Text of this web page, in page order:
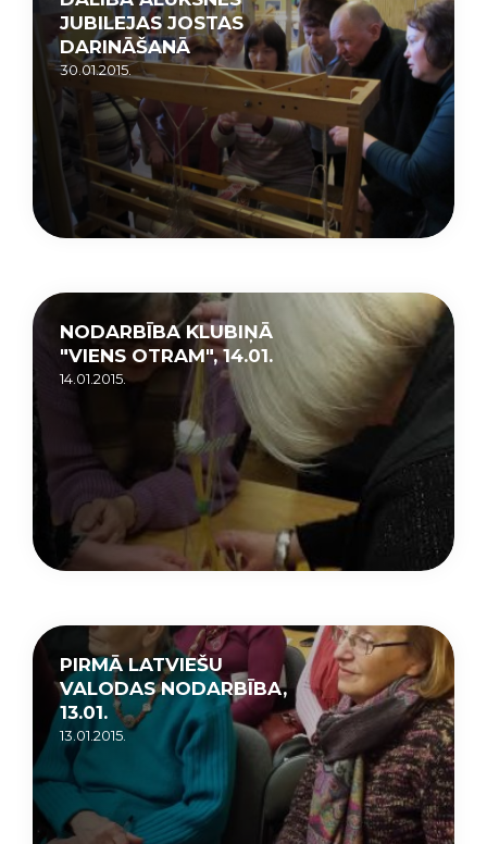
JUBILEJAS JOSTAS
DARINĀŠANĀ
30.01.2015.
NODARBĪBA KLUBIŅĀ
"VIENS OTRAM", 14.01.
14.01.2015.
PIRMĀ LATVIEŠU
VALODAS NODARBĪBA,
13.01.
13.01.2015.